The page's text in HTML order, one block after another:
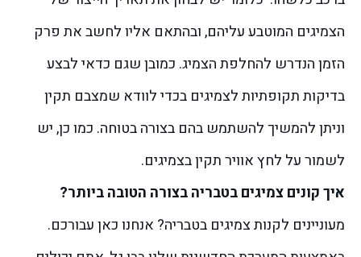
הצמיגים המוטבע עליהם, ובהתאם אליו לחשב את פרק
הזמן הנדרש להחלפת הצמיג. כמובן שגם כדאי לבצע
בדיקות תקופתיות לצמיגים בכדי לוודא שמצבם תקין
וניתן להמשיך להשתמש בהם בצורה בטוחה. כמו כן, יש
לשמור על לחץ אוויר תקין בצמיגים.
איך קונים צמיגים בטבריה בצורה הטובה ביותר?
מעוניינים לקנות צמיגים בטבריה? אנחנו כאן עבורכם.